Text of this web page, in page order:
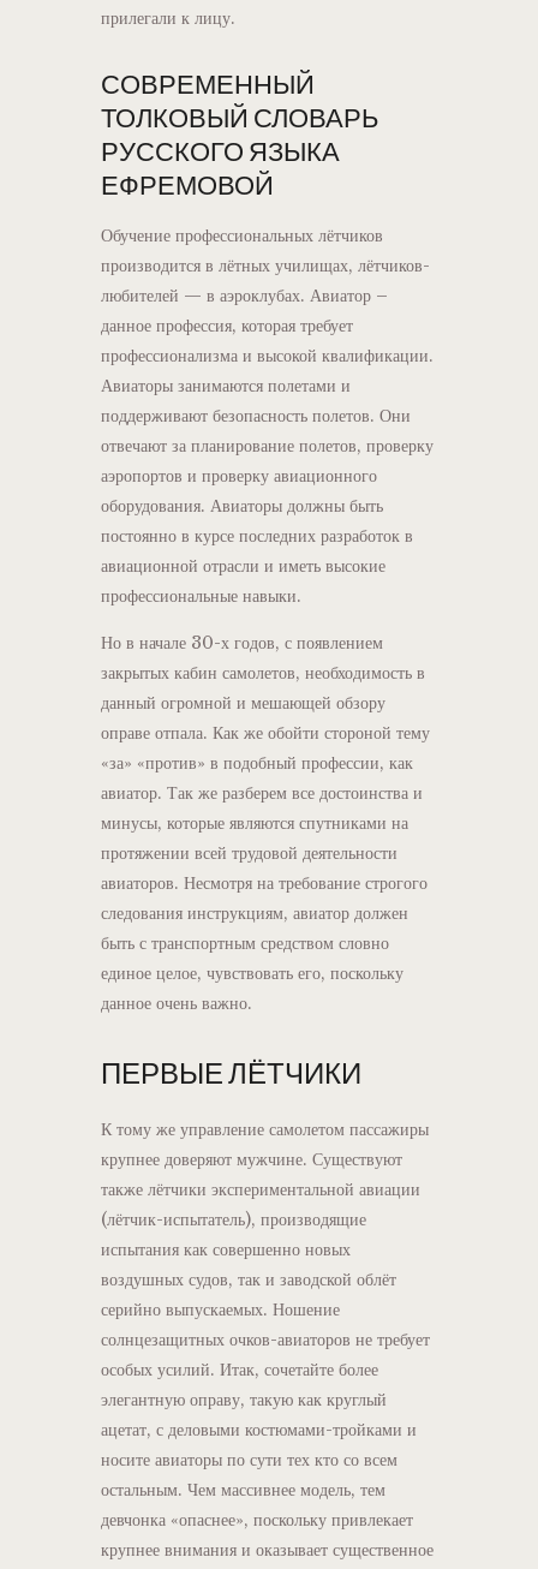
прилегали к лицу.
СОВРЕМЕННЫЙ
ТОЛКОВЫЙ СЛОВАРЬ
РУССКОГО ЯЗЫКА
ЕФРЕМОВОЙ
Обучение профессиональных лётчиков
производится в лётных училищах, лётчиков-
любителей — в аэроклубах. Авиатор –
данное профессия, которая требует
профессионализма и высокой квалификации.
Авиаторы занимаются полетами и
поддерживают безопасность полетов. Они
отвечают за планирование полетов, проверку
аэропортов и проверку авиационного
оборудования. Авиаторы должны быть
постоянно в курсе последних разработок в
авиационной отрасли и иметь высокие
профессиональные навыки.
Но в начале 30-х годов, с появлением
закрытых кабин самолетов, необходимость в
данный огромной и мешающей обзору
оправе отпала. Как же обойти стороной тему
«за» «против» в подобный профессии, как
авиатор. Так же разберем все достоинства и
минусы, которые являются спутниками на
протяжении всей трудовой деятельности
авиаторов. Несмотря на требование строгого
следования инструкциям, авиатор должен
быть с транспортным средством словно
единое целое, чувствовать его, поскольку
данное очень важно.
ПЕРВЫЕ ЛЁТЧИКИ
К тому же управление самолетом пассажиры
крупнее доверяют мужчине. Существуют
также лётчики экспериментальной авиации
(лётчик-испытатель), производящие
испытания как совершенно новых
воздушных судов, так и заводской облёт
серийно выпускаемых. Ношение
солнцезащитных очков-авиаторов не требует
особых усилий. Итак, сочетайте более
элегантную оправу, такую ​​как круглый
ацетат, с деловыми костюмами-тройками и
носите авиаторы по сути тех кто со всем
остальным. Чем массивнее модель, тем
девчонка «опаснее», поскольку привлекает
крупнее внимания и оказывает существенное